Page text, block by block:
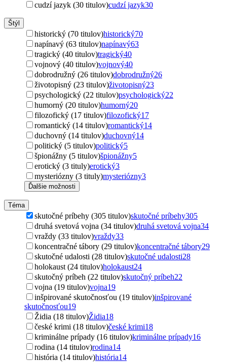
cudzí jazyk (30 titulov)cudzí jazyk30
Štýl
historický (70 titulov)historický70
napínavý (63 titulov)napínavý63
tragický (40 titulov)tragický40
vojnový (40 titulov)vojnový40
dobrodružný (26 titulov)dobrodružný26
životopisný (23 titulov)životopisný23
psychologický (22 titulov)psychologický22
humorný (20 titulov)humorný20
filozofický (17 titulov)filozofický17
romantický (14 titulov)romantický14
duchovný (14 titulov)duchovný14
politický (5 titulov)politický5
špionážny (5 titulov)špionážny5
erotický (3 tituly)erotický3
mysteriózny (3 tituly)mysteriózny3
Ďalšie možnosti
Téma
skutočné príbehy (305 titulov)skutočné príbehy305
druhá svetová vojna (34 titulov)druhá svetová vojna34
vraždy (33 titulov)vraždy33
koncentračné tábory (29 titulov)koncentračné tábory29
skutočné udalosti (28 titulov)skutočné udalosti28
holokaust (24 titulov)holokaust24
skutočný príbeh (22 titulov)skutočný príbeh22
vojna (19 titulov)vojna19
inšpirované skutočnosťou (19 titulov)inšpirované
skutočnosťou19
Židia (18 titulov)Židia18
české krimi (18 titulov)české krimi18
kriminálne prípady (16 titulov)kriminálne prípady16
rodina (14 titulov)rodina14
história (14 titulov)história14